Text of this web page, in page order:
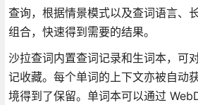
查询，根据情景模式以及查词语言、
组合，快速得到需要的结果。
沙拉查词内置查词记录和生词本，可
记收藏。每个单词的上下文亦被自动
境得到了保留。单词本可以通过